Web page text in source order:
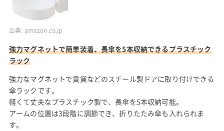
出典: amazon.co.jp
強力マグネットで簡単装着、長傘を5本収納できるプラスチック
ラック
強力なマグネットで賃貸などのスチール製ドアに取り付けできる
傘ラックです。
軽くて丈夫なプラスチック製で、長傘を5本収納可能。
アームの位置は3段階に調節でき、折りたたみ傘も入れられま
す。